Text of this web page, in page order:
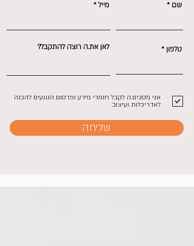
שם מייל
טלפון לאן את.ה רוצה להתקבל?
אני מסכים.ה לקבל חומרי מידע ופרסום הנוגעים להכנה
לאדריכלות ועיצוב
שליחה